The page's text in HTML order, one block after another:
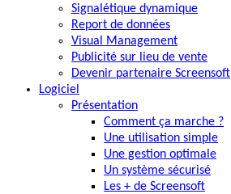
Signalétique dynamique
Report de données
Visual Management
Publicité sur lieu de vente
Devenir partenaire Screensoft
Logiciel
Présentation
Comment ça marche ?
Une utilisation simple
Une gestion optimale
Un système sécurisé
Les + de Screensoft